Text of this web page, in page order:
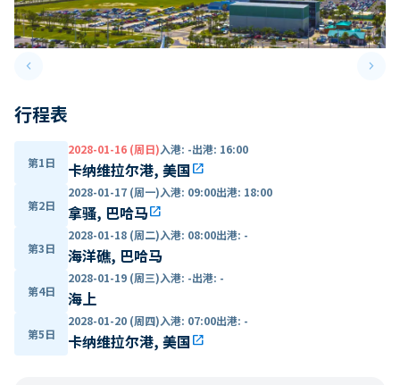
keyboard_arrow_leftPrevious slide keyboard_arrow_right
行程表
第1日
2028-01-16 (周日)入港: -出港: 16:00
卡纳维拉尔港, 美国open_in_new
第2日
2028-01-17 (周一)入港: 09:00出港: 18:00
拿骚, 巴哈马open_in_new
第3日
2028-01-18 (周二)入港: 08:00出港: -
海洋礁, 巴哈马
第4日
2028-01-19 (周三)入港: -出港: -
海上
第5日
2028-01-20 (周四)入港: 07:00出港: -
卡纳维拉尔港, 美国open_in_new